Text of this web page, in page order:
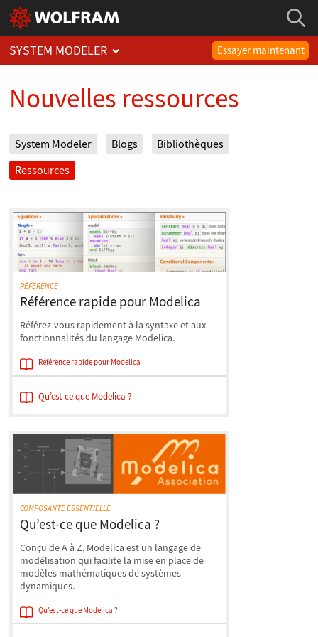
SYSTEM MODELER Essayer maintenant
Nouvelles ressources
System Modeler Blogs
Bibliothèques
Ressources
RÉFÉRENCE
Référence rapide pour Modelica
Référez-vous rapidement à la syntaxe et aux
fonctionnalités du langage Modelica.
Référence rapide pour Modelica
Qu’est-ce que Modelica ?
COMPOSANTE ESSENTIELLE
Qu’est-ce que Modelica ?
Conçu de A à Z, Modelica est un langage de
modélisation qui facilite la mise en place de
modèles mathématiques de systèmes
dynamiques.
Qu’est-ce que Modelica ?